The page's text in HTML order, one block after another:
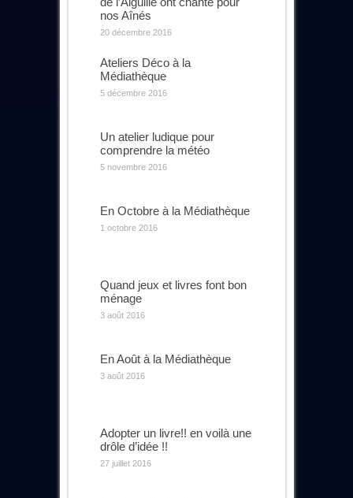
nos Aînés
20 décembre 2016
Ateliers Déco à la
Médiathèque
5 décembre 2016
Un atelier ludique pour
comprendre la météo
5 novembre 2016
En Octobre à la Médiathèque
1 octobre 2016
Quand jeux et livres font bon
ménage
3 août 2016
En Août à la Médiathèque
3 août 2016
Adopter un livre!! en voilà une
drôle d’idée !!
27 juillet 2016